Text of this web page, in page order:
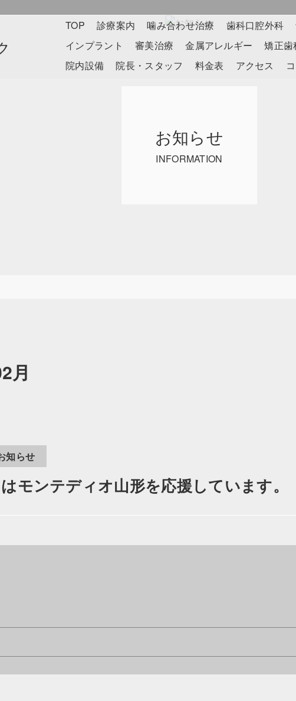
TOP 診療案内 噛み合わせ治療 歯科口腔外科
インプラント
審美治療 金属アレルギー 矯正歯
院内設備
院長・スタッフ 料金表 アクセス
お知らせ
INFORMATION
月
知らせ
モンテディオ山形を応援しています。